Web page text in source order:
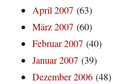
April 2007 (63)
März 2007 (60)
Februar 2007 (40)
Januar 2007 (39)
Dezember 2006 (48)